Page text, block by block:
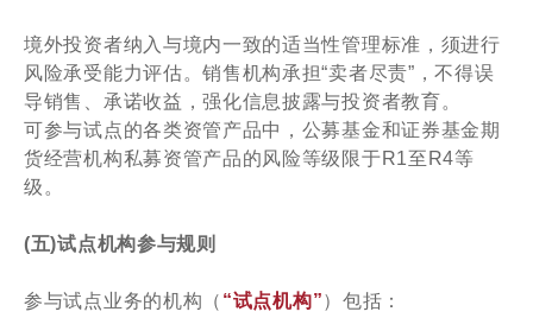
境外投资者纳入与境内一致的适当性管理标准，须进行
风险承受能力评估。销售机构承担“卖者尽责”，不得误
导销售、承诺收益，强化信息披露与投资者教育。
可参与试点的各类资管产品中，公募基金和证券基金期
货经营机构私募资管产品的风险等级限于R1至R4等
级。
(五)试点机构参与规则
参与试点业务的机构（ “试点机构”）包括：